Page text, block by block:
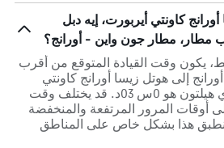
كاونتي أيربورت، إيه دبل
مطار، مطار جون واين - أورانج؟
4.3 كم فقط، يكون وقت القيادة المتوقع من أقرب
إلى هوتل زيسا أورانج كاونتي
أيربورت، إيه دبل تري باي هيلتون هو 0س 03د. قد يختلف وقت
أوقات المرور المرتفعة والمنخفضة
هذا بشكل خاص على المناطق